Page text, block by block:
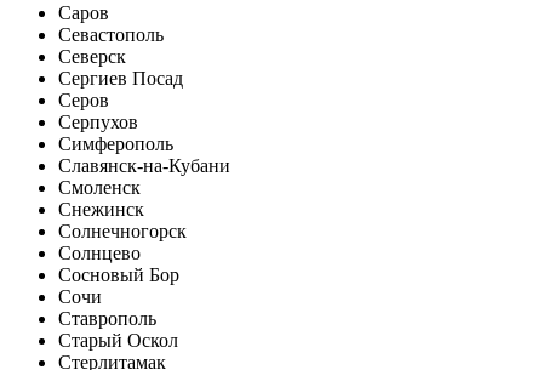
Саров
Севастополь
Северск
Сергиев Посад
Серов
Серпухов
Симферополь
Славянск-на-Кубани
Смоленск
Снежинск
Солнечногорск
Солнцево
Сосновый Бор
Сочи
Ставрополь
Старый Оскол
Стерлитамак